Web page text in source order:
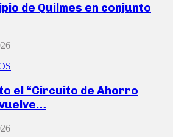
de Quilmes en conjunto
el “Circuito de Ahorro